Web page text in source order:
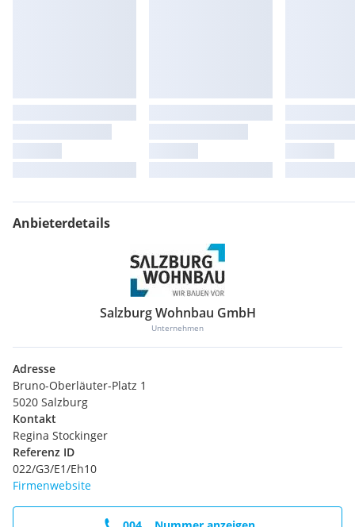
Anbieterdetails
Salzburg Wohnbau GmbH
Unternehmen
Adresse
Bruno-Oberläuter-Platz 1
5020 Salzburg
Kontakt
Regina Stockinger
Referenz ID
022/G3/E1/Eh10
Firmenwebsite